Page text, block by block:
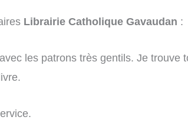
Librairie Catholique Gavaudan :
les patrons très gentils. Je trouve